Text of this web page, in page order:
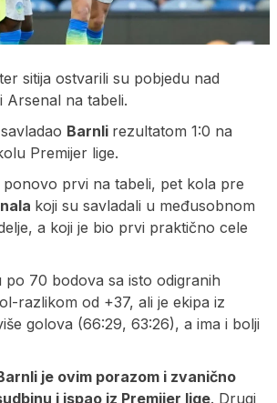
sitija ostvarili su pobjedu nad
Arsenal na tabeli.
Barnli rezultatom 1:0 na
Premijer lige.
ponovo prvi na tabeli, pet kola pre
koji su savladali u međusobnom
a koji je bio prvi praktično cele
po 70 bodova sa isto odigranih
razlikom od +37, ali je ekipa iz
golova (66:29, 63:26), a ima i bolji
je ovim porazom i zvanično
i ispao iz Premijer lige. Drugi